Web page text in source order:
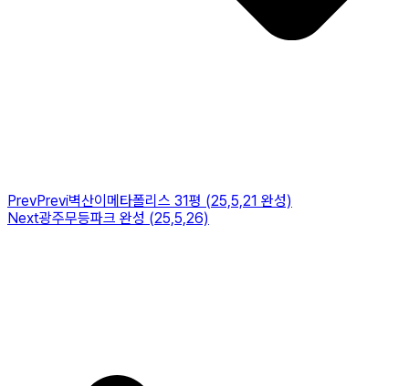
PrevPrevi벽산이메타폴리스 31평 (25,5,21 완성)
Next광주무등파크 완성 (25,5,26)